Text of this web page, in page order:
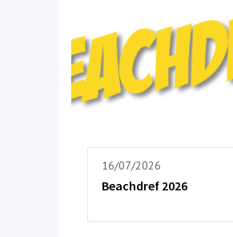
16/07/2026
Beachdref 2026